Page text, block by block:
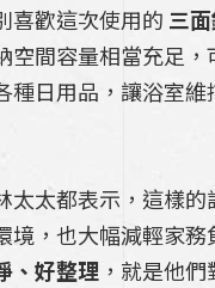
喜歡這次使用的 三
空間容量相當充足，
種日用品，讓浴室維
太太都表示，這樣的
境，也大幅減輕家務
、好整理 ，就是他